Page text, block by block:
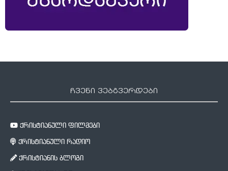
ჩვენი ვებგვერდები
ქრისტიანული ფილმები
ქრისტიანული რადიო
ქრისტიანის ბლოგი